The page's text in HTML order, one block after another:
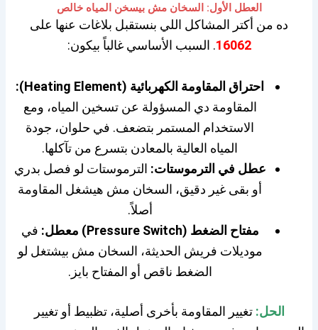
العطل الأول: السخان مش بيسخن المياه خالص
ده من أكتر المشاكل اللي بنستقبل بلاغات عنها على
16062. السبب الأساسي غالباً بيكون:
احتراق المقاومة الكهربائية (Heating Element):
المقاومة دي المسؤولة عن تسخين المياه، ومع
الاستخدام المستمر بتضعف. في حلوان، جودة
المياه العالية بالمعادن بتسرع من تآكلها.
عطل في الترموستات: الترموستات لو فصل بدري
أو بقى غير دقيق، السخان مش هيشغل المقاومة
أصلاً.
مفتاح الضغط (Pressure Switch) معطل:
في
موديلات فريش الحديثة، السخان مش بيشتغل لو
الضغط ناقص أو المفتاح بايز.
الحل: تغيير المقاومة بأخرى أصلية، تظبيط أو تغيير